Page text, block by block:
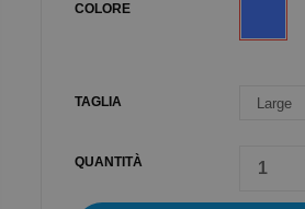
COLORE
TAGLIA
QUANTITÀ